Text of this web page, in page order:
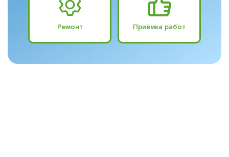
Ремонт Приёмка работ